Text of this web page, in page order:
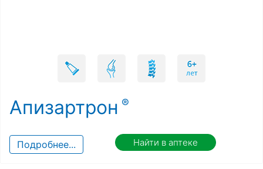
Апизартрон
Найти в аптеке
Подробнее...